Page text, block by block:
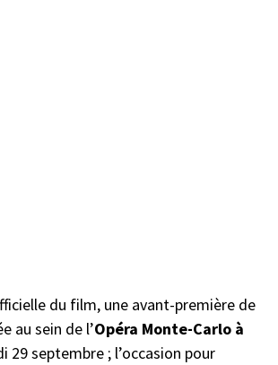
du film, une avant-première de
au sein de l’Opéra Monte-Carlo à
29 septembre ; l’occasion pour